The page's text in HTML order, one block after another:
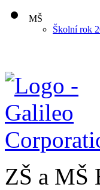
MŠ
Školní rok
ZŠ a MŠ